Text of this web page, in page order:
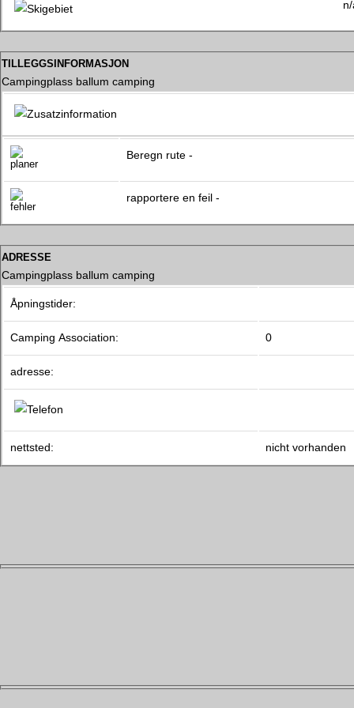
tilleggsinformasjon
Campingplass ballum camping
Beregn rute -
rapportere en feil -
adresse
Campingplass ballum camping
Åpningstider:
Camping Association: 0
adresse:
nettsted: nicht vorhanden